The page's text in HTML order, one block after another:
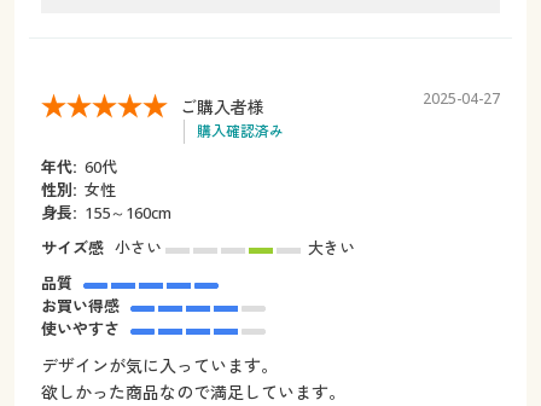
ご購入者様
購入確認済み
2025-04-27
年代: 60代
性別: 女性
身長: 155～160cm
サイズ感 小さい
大きい
品質
お買い得感
使いやすさ
デザインが気に入っています。
欲しかった商品なので満足しています。